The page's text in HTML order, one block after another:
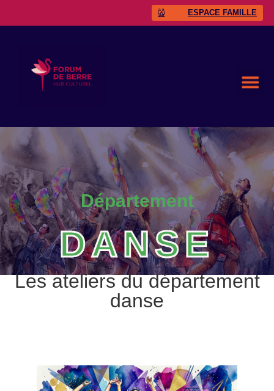
ESPACE FAMILLE
Département
DANSE
Les ateliers du département
danse